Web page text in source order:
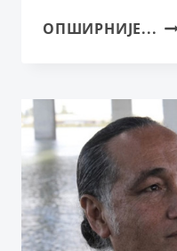
ОПШИРНИЈЕ...